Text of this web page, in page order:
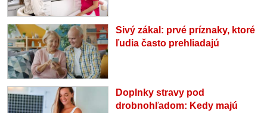
Sivý zákal: prvé príznaky, ktoré
ľudia často prehliadajú
Doplnky stravy pod
drobnohľadom: Kedy majú